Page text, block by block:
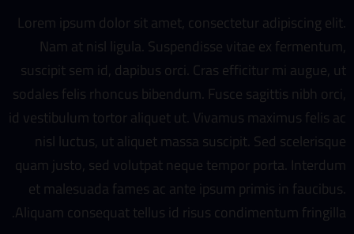
Lorem ipsum dolor sit amet, consectetur adipiscing elit.
Nam at nisl ligula. Suspendisse vitae ex fermentum,
suscipit sem id, dapibus orci. Cras efficitur mi augue, ut
sodales felis rhoncus bibendum. Fusce sagittis nibh orci,
id vestibulum tortor aliquet ut. Vivamus maximus felis ac
nisl luctus, ut aliquet massa suscipit. Sed scelerisque
quam justo, sed volutpat neque tempor porta. Interdum
et malesuada fames ac ante ipsum primis in faucibus.
Aliquam consequat tellus id risus condimentum fringilla.